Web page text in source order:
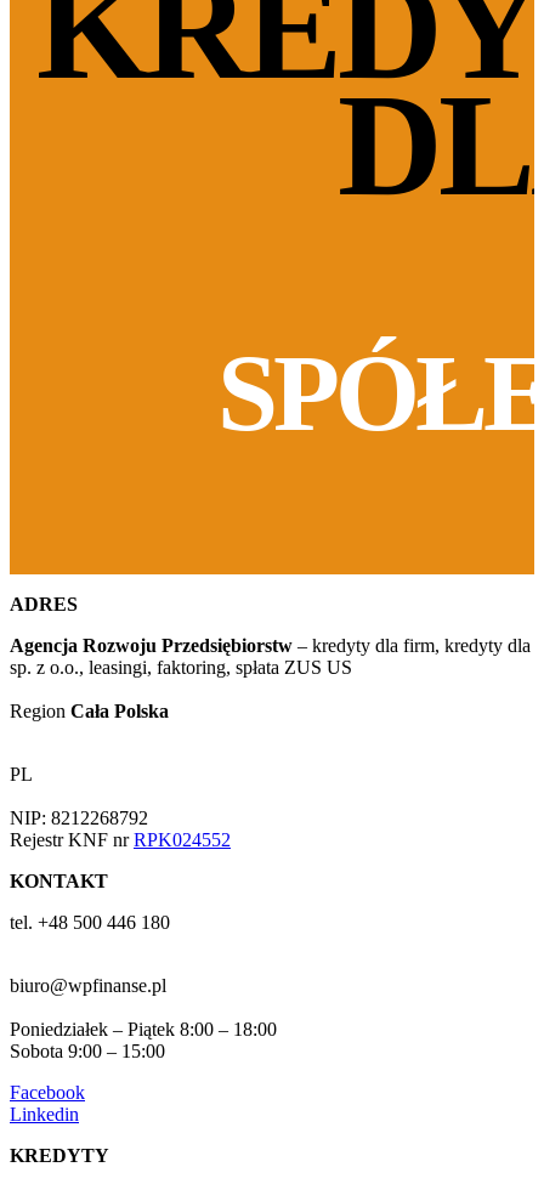
ADRES
Agencja Rozwoju Przedsiębiorstw – kredyty dla firm, kredyty dla
sp. z o.o., leasingi, faktoring, spłata ZUS US
Region Cała Polska
PL
NIP: 8212268792
Rejestr KNF nrRPK024552
KONTAKT
tel. +48 500 446 180
biuro@wpfinanse.pl
Poniedziałek – Piątek 8:00 – 18:00
Sobota 9:00 – 15:00
Facebook
Linkedin
KREDYTY